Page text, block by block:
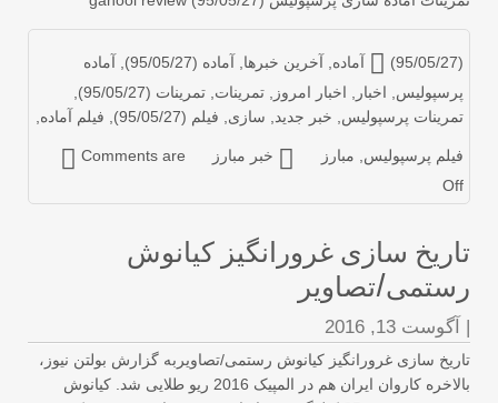
(95/05/27) آماده ,آخرین خبرها ,آماده (95/05/27) ,آماده
پرسپولیس,اخبار ,اخبار امروز,تمرینات, تمرینات (95/05/27)
,
تمرینات پرسپولیس,خبر جدید ,سازی,فیلم (95/05/27) ,فیلم آماده
فیلم پرسپولیس,مبارز خبر مبارز
Comments are
سازی غرورانگیز کیانوش
تصاویر
آگوست 13, 2016
سازی غرورانگیز کیانوش رستمی/تصاویربه گزارش بولتن نیوز،
بالاخره کاروان ایران هم در المپیک 2016 ریو طلایی شد. کیانوش